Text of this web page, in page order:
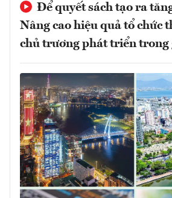
Để quyết sách tạo ra
Nâng cao hiệu quả tổ chức
chủ trương phát triển trong